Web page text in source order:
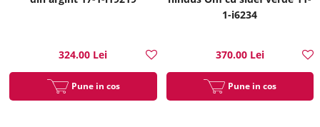
324.00 Lei
Pune in cos
1-i6234
370.00 Lei
Pune in cos